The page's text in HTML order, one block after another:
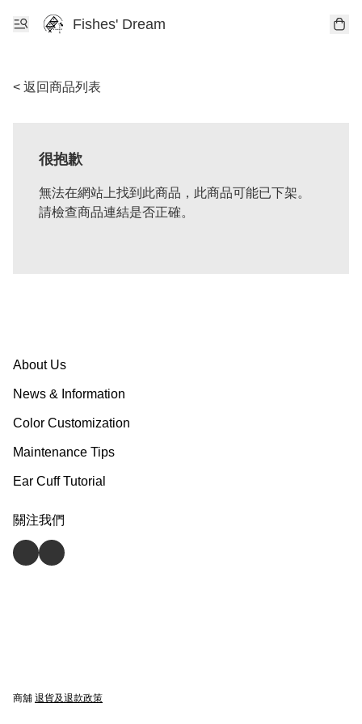
Fishes' Dream
< 返回商品列表
很抱歉
無法在網站上找到此商品，此商品可能已下架。
請檢查商品連結是否正確。
About Us
News & Information
Color Customization
Maintenance Tips
Ear Cuff Tutorial
關注我們
商舖 退貨及退款政策